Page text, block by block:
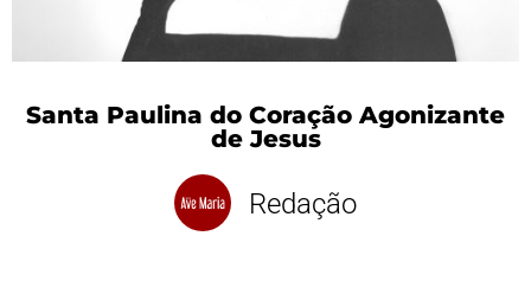
Santa Paulina do Coração Agonizante
de Jesus
Redação